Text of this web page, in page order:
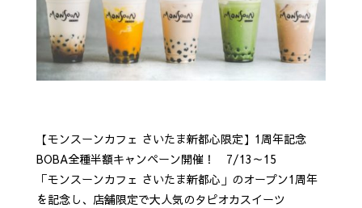
【モンスーンカフェ さいたま新都心限定】1周年記念
BOBA全種半額キャンペーン開催！ 7/13～15
「モンスーンカフェ さいたま新都心」のオープン1周年
を記念し、店舗限定で大人気のタピオカスイーツ